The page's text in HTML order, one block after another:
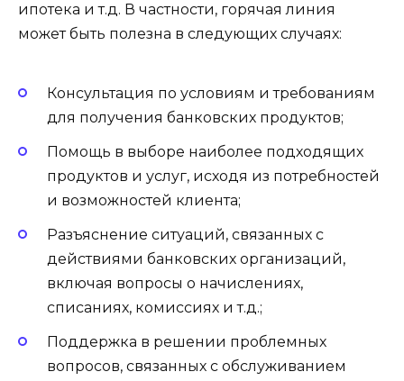
ипотека и т.д. В частности, горячая линия
может быть полезна в следующих случаях:
Консультация по условиям и требованиям
для получения банковских продуктов;
Помощь в выборе наиболее подходящих
продуктов и услуг, исходя из потребностей
и возможностей клиента;
Разъяснение ситуаций, связанных с
действиями банковских организаций,
включая вопросы о начислениях,
списаниях, комиссиях и т.д.;
Поддержка в решении проблемных
вопросов, связанных с обслуживанием